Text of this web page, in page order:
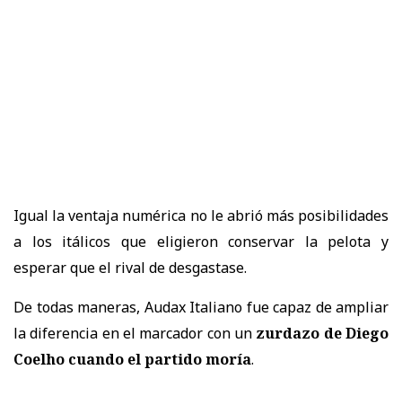
Igual la ventaja numérica no le abrió más posibilidades
a los itálicos que eligieron conservar la pelota y
esperar que el rival de desgastase.
De todas maneras, Audax Italiano fue capaz de ampliar
la diferencia en el marcador con un zurdazo de Diego
Coelho cuando el partido moría.